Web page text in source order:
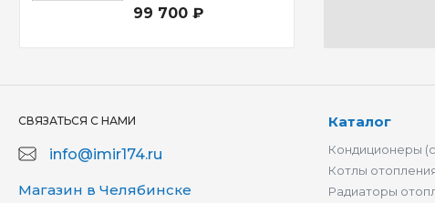
99 700 ₽
СВЯЗАТЬСЯ С НАМИ
info@imir174.ru
Магазин в Челябинске
Каталог
Кондиционеры
Котлы
Радиаторы